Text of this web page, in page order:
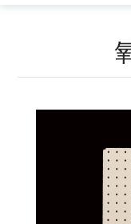
瓷 瓷